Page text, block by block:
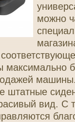
можно
штатные
вид. С